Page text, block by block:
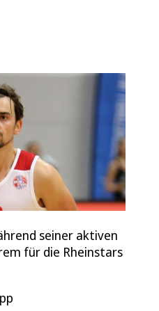
seiner aktiven
für die Rheinstars